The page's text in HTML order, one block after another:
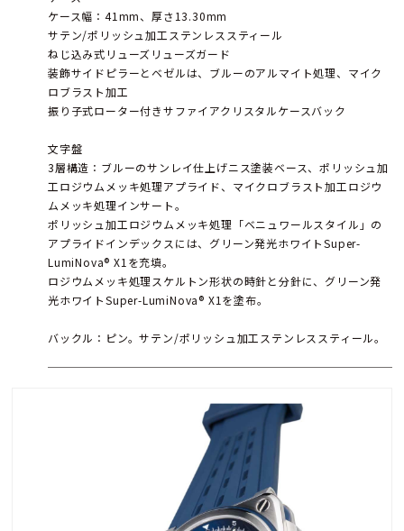
ケース幅：41mm、厚さ13.30mm
サテン/ポリッシュ加工ステンレススティール
ねじ込み式リューズリューズガード
装飾サイドピラーとベゼルは、ブルーのアルマイト処理、マイク
ロブラスト加工
振り子式ローター付きサファイアクリスタルケースバック
文字盤
3層構造：ブルーのサンレイ仕上げニス塗装ベース、ポリッシュ加
工ロジウムメッキ処理アプライド、マイクロブラスト加工ロジウ
ムメッキ処理インサート。
ポリッシュ加工ロジウムメッキ処理「ベニュワールスタイル」の
アプライドインデックスには、グリーン発光ホワイトSuper-
LumiNova® X1を充填。
ロジウムメッキ処理スケルトン形状の時針と分針に、グリーン発
光ホワイトSuper-LumiNova® X1を塗布。
バックル：ピン。サテン/ポリッシュ加工ステンレススティール。